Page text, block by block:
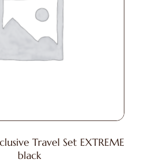
Travel Set EXTREME
black